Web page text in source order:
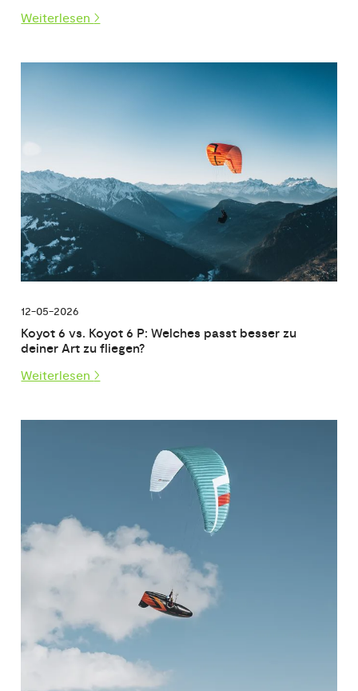
Weiterlesen
12-05-2026
Koyot 6 vs. Koyot 6 P: Welches passt besser zu
deiner Art zu fliegen?
Weiterlesen